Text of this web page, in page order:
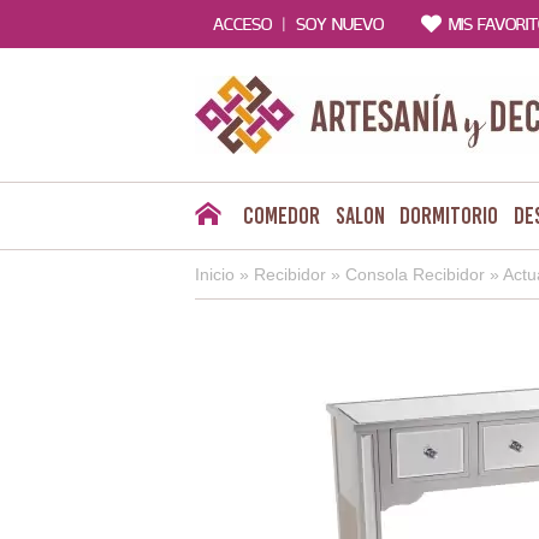
ACCESO | SOY NUEVO MIS
Comedor Salon Dormitorio
Inicio » Recibidor » Consola Recibidor »